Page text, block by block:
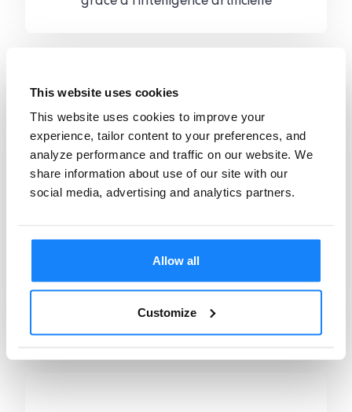
This website uses cookies
This website uses cookies to improve your
experience, tailor content to your preferences, and
analyze performance and traffic on our website. We
share information about use of our site with our
social media, advertising and analytics partners.
Allow all
Customize
renforce son offre SaaS avec des
contrôles multi-bureaux pour lutter
contre la fraude d'identité